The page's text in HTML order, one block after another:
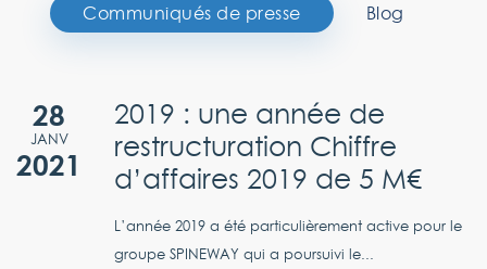
Communiqués de presse Blog
28
JANV
2021
2019 : une année de
restructuration Chiffre
d’affaires 2019 de 5 M€
L’année 2019 a été particulièrement active pour le
groupe SPINEWAY qui a poursuivi le...